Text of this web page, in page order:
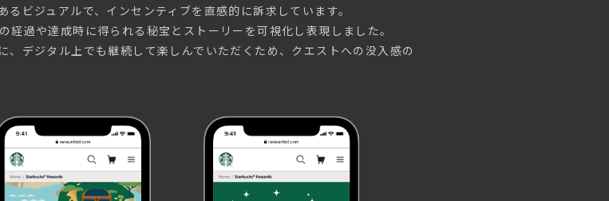
ビジュアルで、インセンティブを直感的に訴求しています。
経過や達成時に得られる秘宝とストーリーを可視化し表現しました。
デジタル上でも継続して楽しんでいただくため、クエストへの没入感の